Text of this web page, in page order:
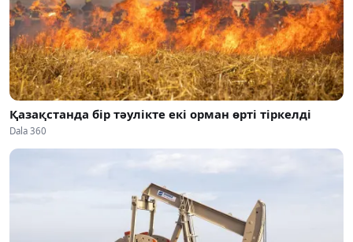
Қазақстанда бір тәулікте екі орман өрті тіркелді
Dala 360